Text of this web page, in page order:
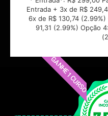
Entrada + 3x de R$
6x de R$ 130,74
91,31 (2.99%) Opção
GANHE 1 CURSO